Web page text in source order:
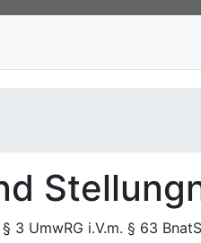
3 UmwRG i.V.m. § 63